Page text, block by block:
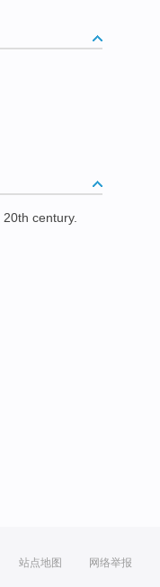
20th century.
站点地图 网络举报